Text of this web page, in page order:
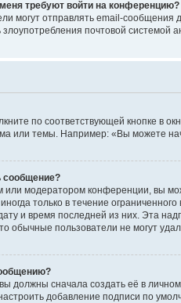
требуют войти на конференцию?
могут отправлять email-
злоупотребления почтовой системой
по соответствующей кнопке в
или темы. Например: «Вы можете
сообщение?
или модератором конференции, вы
только в течение
и время последней из них. Эта
обычные пользователи не могут
должны сначала создать её в
добавление подписи по